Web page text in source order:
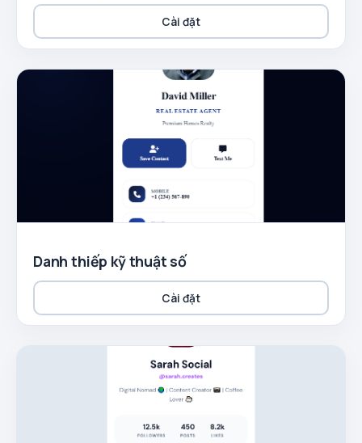
Cài đặt
Danh thiếp kỹ thuật số
Cài đặt